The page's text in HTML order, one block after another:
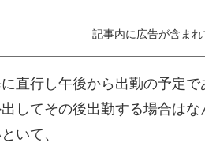
記事内に広告が含まれ
直行し午後から出勤の予定
出してその後出勤する場合は
いて、